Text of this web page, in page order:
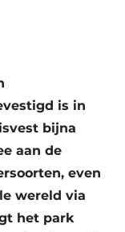
is in
bijna
aan de
even
wereld via
het park